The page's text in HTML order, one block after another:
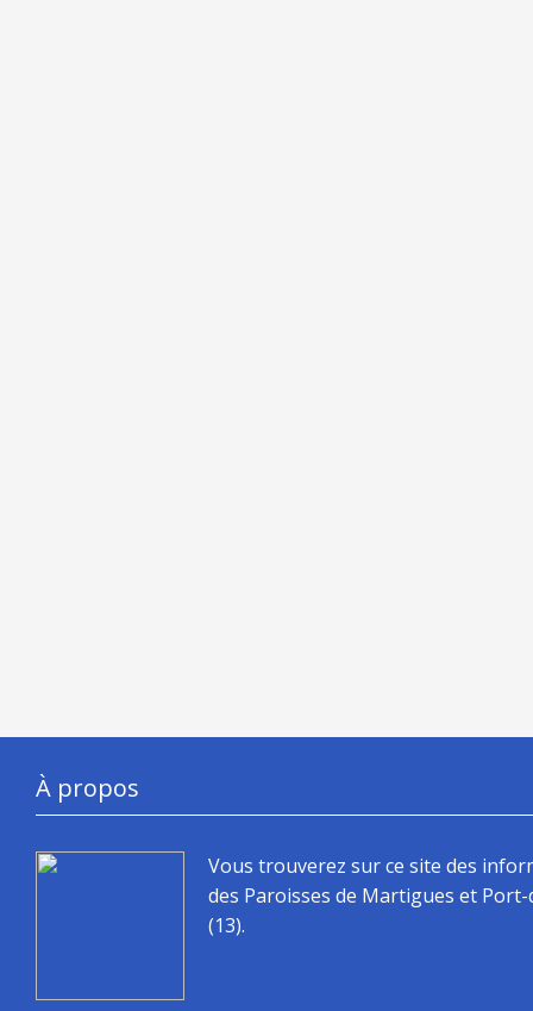
À propos
Vous trouverez sur ce site des
des Paroisses de Martigues et
(13).